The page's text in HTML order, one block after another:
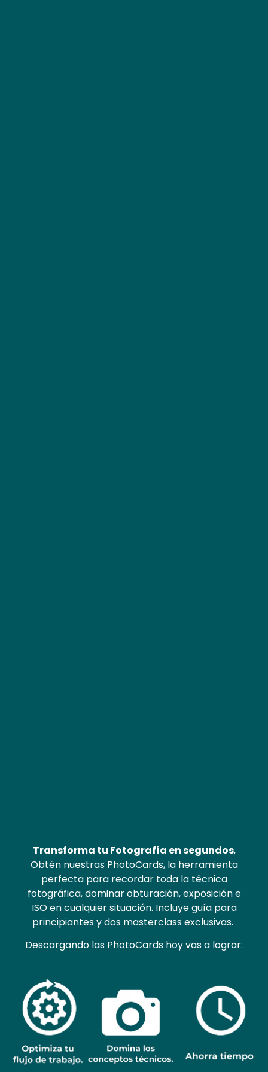
Transforma tu Fotografía en segundos,
Obtén nuestras PhotoCards, la herramienta
perfecta para recordar toda la técnica
fotográfica, dominar obturación, exposición e
ISO en cualquier situación. Incluye guía para
principiantes y dos masterclass exclusivas.
Descargando las PhotoCards hoy vas a lograr: